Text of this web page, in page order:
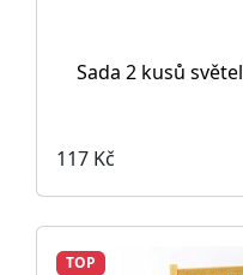
Sada 2 kusů
117 Kč
TOP